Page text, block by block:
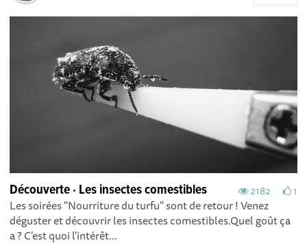
2182 1
Découverte · Les insectes comestibles
Les soirées "Nourriture du turfu" sont de retour ! Venez
déguster et découvrir les insectes comestibles.Quel goût ça
a ? C'est quoi l'intérêt...